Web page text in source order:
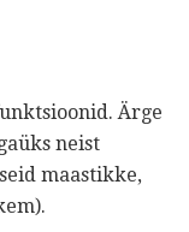
Ärge
neist
maastikke,